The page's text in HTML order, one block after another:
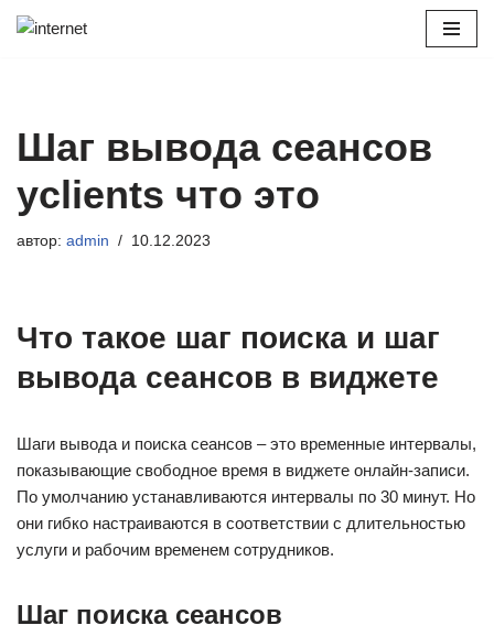
Шаг вывода сеансов
yclients что это
автор: admin 10.12.2023
Что такое шаг поиска и шаг
вывода сеансов в виджете
Шаги вывода и поиска сеансов – это временные интервалы,
показывающие свободное время в виджете онлайн-записи.
По умолчанию устанавливаются интервалы по 30 минут. Но
они гибко настраиваются в соответствии с длительностью
услуги и рабочим временем сотрудников.
Шаг поиска сеансов